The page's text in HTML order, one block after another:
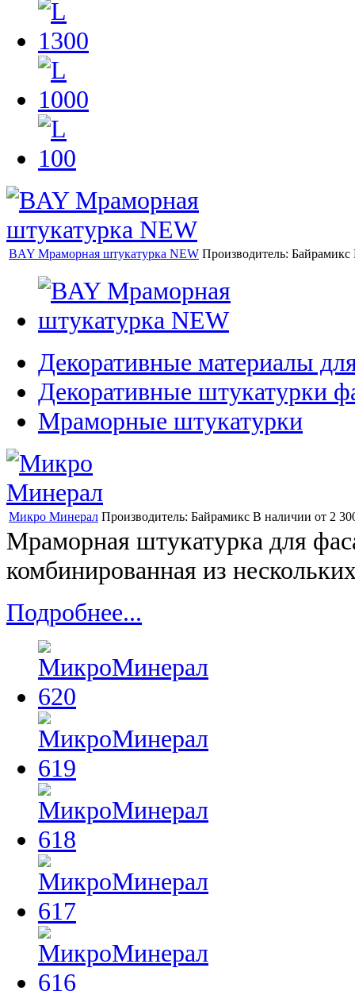
BAY Мраморная штукатурка NEW Производитель: Байрамикс
Декоративные материалы
Декоративные штукатурки
Мраморные штукатурки
Микро Минерал Производитель: Байрамикс В наличии от 2
Мраморная штукатурка для
комбинированная из
Подробнее...